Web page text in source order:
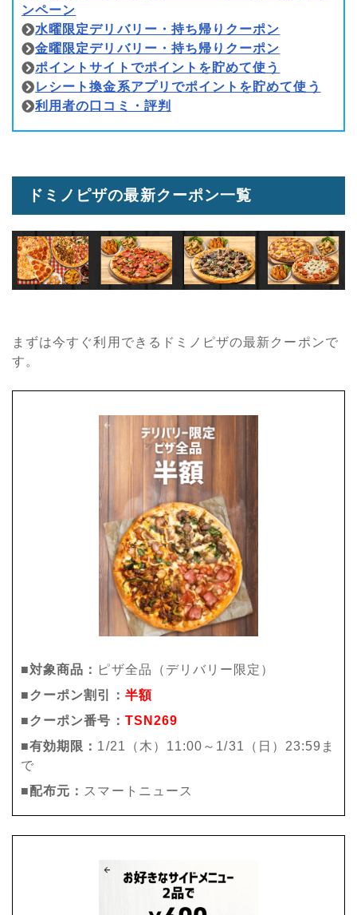
ンペーン
水曜限定デリバリー・持ち帰りクーポン
金曜限定デリバリー・持ち帰りクーポン
ポイントサイトでポイントを貯めて使う
レシート換金系アプリでポイントを貯めて使う
利用者の口コミ・評判
ドミノピザの最新クーポン一覧
まずは今すぐ利用できるドミノピザの最新クーポンで
す。
■対象商品： ピザ全品（デリバリー限定）
■クーポン割引： 半額
■クーポン番号： TSN269
■有効期限： 1/21（木）11:00～1/31（日）23:59ま
で
■配布元： スマートニュース